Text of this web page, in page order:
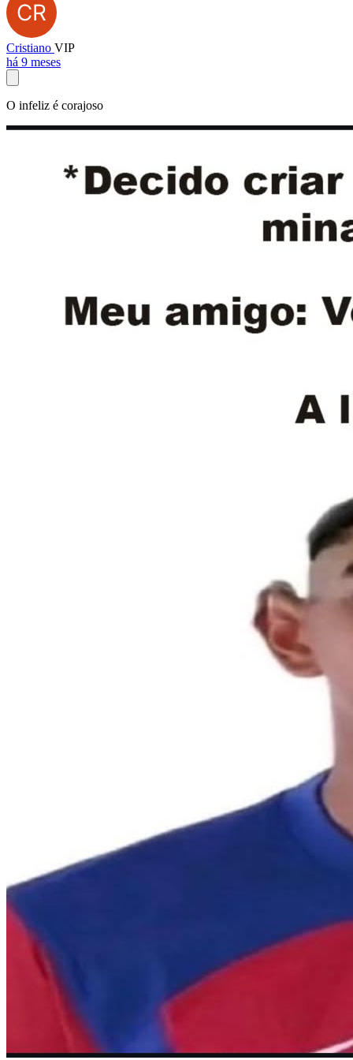
Cristiano VIP
há 9 meses
O infeliz é corajoso